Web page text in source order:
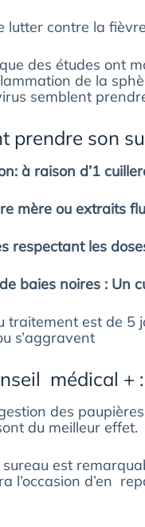
lutter contre la
des études ont
de la
semblent
prendre son
à raison d’1
mère ou extraits
respectant les
baies noires : Un
traitement est de 5
s’aggravent
médical + :
des
du meilleur effet.
sureau est
l’occasion d’en